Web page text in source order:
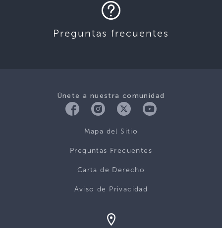
Preguntas frecuentes
Únete a nuestra comunidad
Mapa del Sitio
Preguntas Frecuentes
Carta de Derecho
Aviso de Privacidad